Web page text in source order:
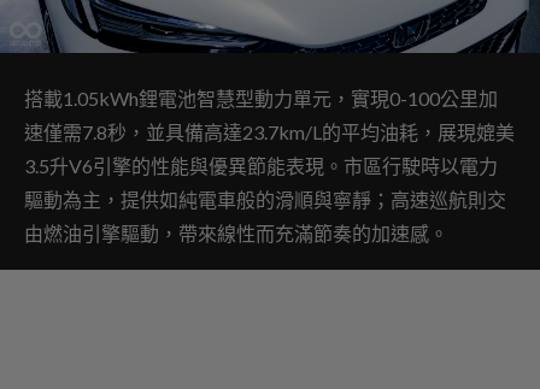
搭載1.05kWh鋰電池智慧型動力單元，實現0-100公里加
速僅需7.8秒，並具備高達23.7km/L的平均油耗，展現媲美
3.5升V6引擎的性能與優異節能表現。市區行駛時以電力
驅動為主，提供如純電車般的滑順與寧靜；高速巡航則交
由燃油引擎驅動，帶來線性而充滿節奏的加速感。